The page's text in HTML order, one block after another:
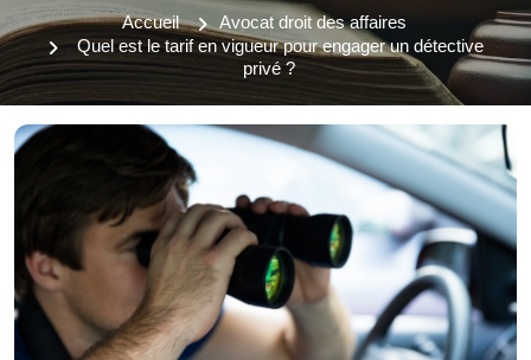
Accueil
Avocat droit des affaires
Quel est le tarif en vigueur pour engager un détective
privé ?